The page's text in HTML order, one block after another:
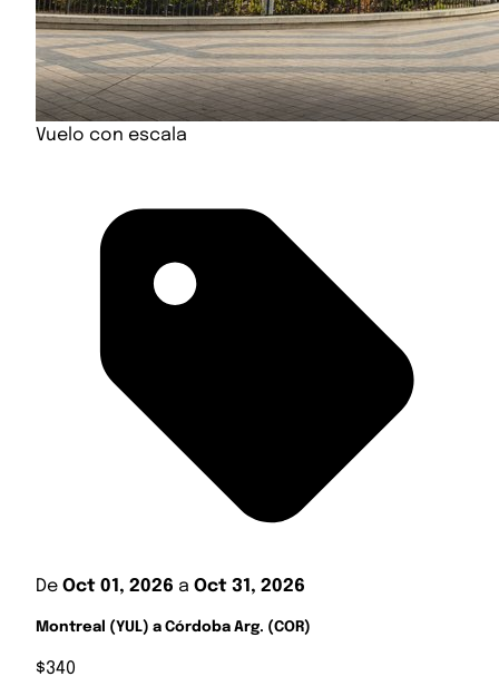
Vuelo con escala
De Oct 01, 2026 a Oct 31, 2026
Montreal (YUL) a Córdoba Arg. (COR)
$340